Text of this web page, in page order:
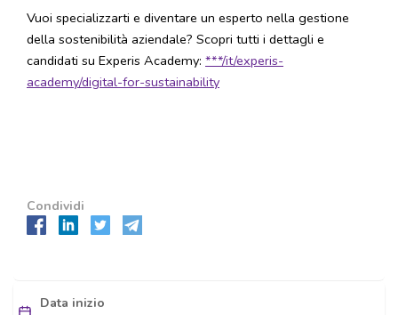
Vuoi specializzarti e diventare un esperto nella gestione
della sostenibilità aziendale? Scopri tutti i dettagli e
candidati su Experis Academy: ***/it/experis-
academy/digital-for-sustainability
Condividi
Data inizio